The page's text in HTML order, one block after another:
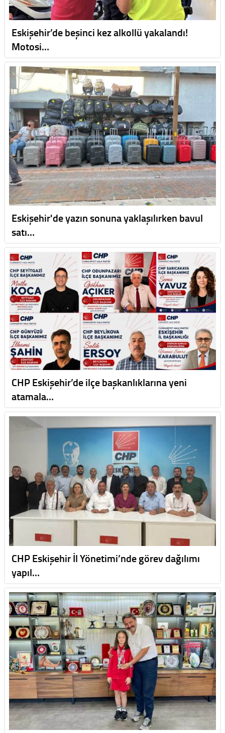
Eskişehir’de beşinci kez alkollü yakalandı!
Motosi…
Eskişehir'de yazın sonuna yaklaşılırken bavul
satı…
CHP Eskişehir’de ilçe başkanlıklarına yeni
atamala…
CHP Eskişehir İl Yönetimi’nde görev dağılımı
yapıl…